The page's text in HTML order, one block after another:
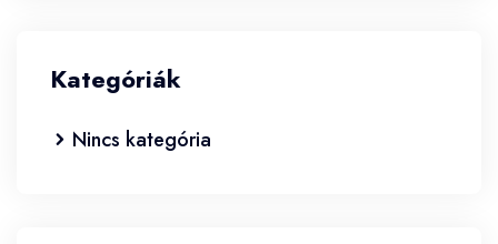
Kategóriák
Nincs kategória